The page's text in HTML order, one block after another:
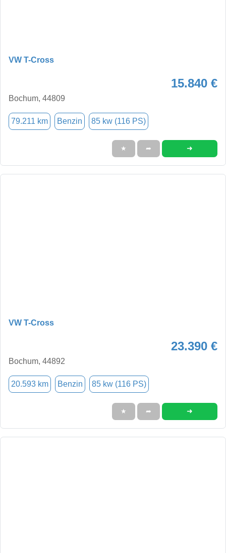
VW T-Cross
15.840 €
Bochum, 44809
79.211 km Benzin 85 kw (116 PS)
★ ➦ ➜
VW T-Cross
23.390 €
Bochum, 44892
20.593 km Benzin 85 kw (116 PS)
★ ➦ ➜